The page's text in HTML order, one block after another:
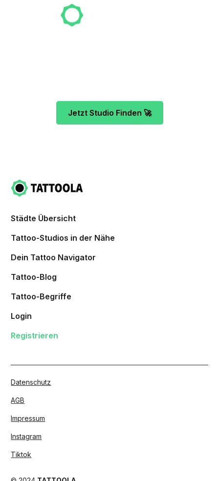
Jetzt Studio Finden 🚀
Städte Übersicht
Tattoo-Studios in der Nähe
Dein Tattoo Navigator
Tattoo-Blog
Tattoo-Begriffe
Login
Registrieren
Datenschutz
AGB
Impressum
Instagram
Tiktok